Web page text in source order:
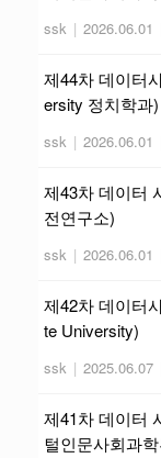
ssk | 2026.06.01
제44차 데이터
ersity 정치학과)
ssk | 2026.06.01
제43차 데이터
전연구소)
ssk | 2026.06.01
제42차 데이터
te University)
ssk | 2025.06.07
제41차 데이터
털인문사회과